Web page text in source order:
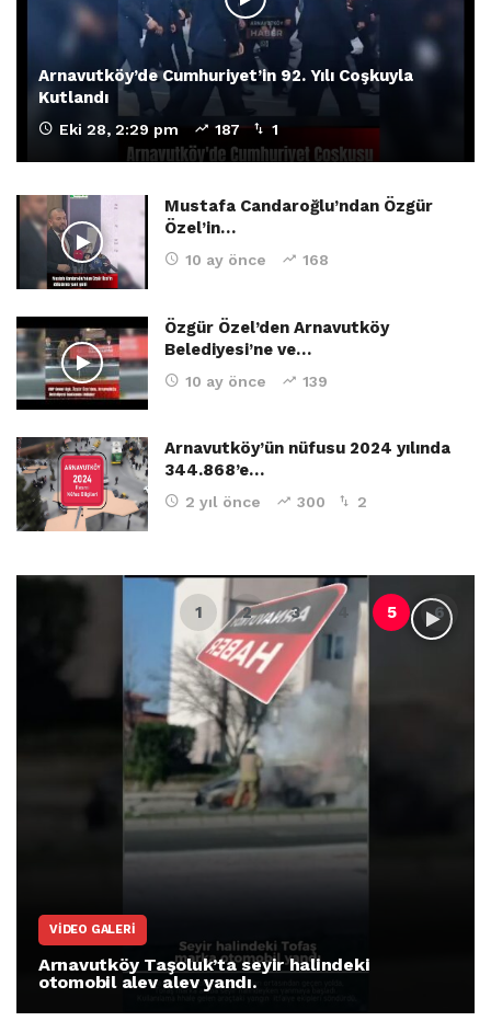
Arnavutköy’de Cumhuriyet’in 92. Yılı Coşkuyla
Kutlandı
Eki 28, 2:29 pm 187 1
Mustafa Candaroğlu’ndan Özgür
Özel’in…
10 ay önce 168
Özgür Özel’den Arnavutköy
Belediyesi’ne ve…
10 ay önce 139
Arnavutköy’ün nüfusu 2024 yılında
344.868’e…
2 yıl önce 300 2
VIDEO GALERI
Arnavutköy Taşoluk’ta seyir halindeki
otomobil alev alev yandı.